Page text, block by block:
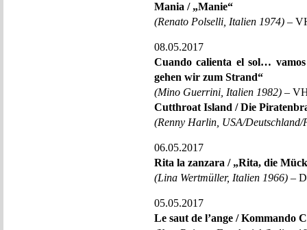
Mania / „Manie“
(Renato Polselli, Italien 1974) –
08.05.2017
Cuando calienta el sol…
gehen wir zum Strand“
(Mino Guerrini, Italien 1982) –
Cutthroat Island / Die
(Renny Harlin, USA/
06.05.2017
Rita la zanzara / „Rita, die
(Lina Wertmüller, Italien 1966) –
05.05.2017
Le saut de l’ange / Kommando